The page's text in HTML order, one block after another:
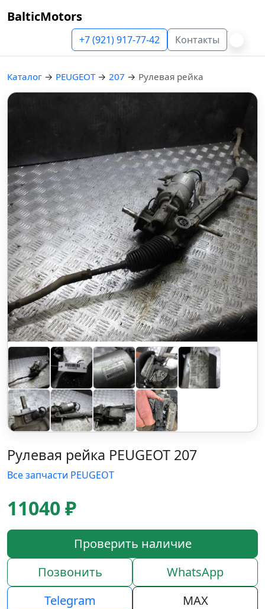
BalticMotors
+7 (921) 917-77-42 Контакты
Каталог → PEUGEOT → 207 → Рулевая рейка
Рулевая рейка PEUGEOT 207
Все запчасти PEUGEOT
11040 ₽
Проверить наличие
Позвонить
WhatsApp
Telegram
MAX